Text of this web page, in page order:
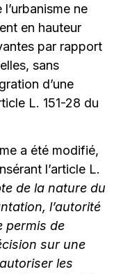
ne
en hauteur
par rapport
sans
d’une
L. 151-28 du
a été modifié,
l’article L.
de la nature du
l’autorité
permis de
sur une
les